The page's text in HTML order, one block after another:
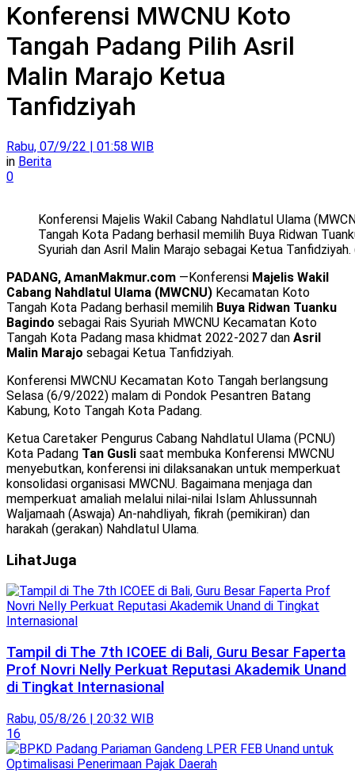
Konferensi MWCNU Koto
Tangah Padang Pilih Asril
Malin Marajo Ketua
Tanfidziyah
Rabu, 07/9/22 | 01:58 WIB
in Berita
0
Konferensi Majelis Wakil Cabang Nahdlatul Ulama
Tangah Kota Padang berhasil memilih Buya Ridwan
Syuriah dan Asril Malin Marajo sebagai Ketua
PADANG, AmanMakmur.com —Konferensi Majelis Wakil
Cabang Nahdlatul Ulama (MWCNU) Kecamatan Koto
Tangah Kota Padang berhasil memilih Buya Ridwan Tuanku
Bagindo sebagai Rais Syuriah MWCNU Kecamatan Koto
Tangah Kota Padang masa khidmat 2022-2027 dan Asril
Malin Marajo sebagai Ketua Tanfidziyah.
Konferensi MWCNU Kecamatan Koto Tangah berlangsung
Selasa (6/9/2022) malam di Pondok Pesantren Batang
Kabung, Koto Tangah Kota Padang.
Ketua Caretaker Pengurus Cabang Nahdlatul Ulama (PCNU)
Kota Padang Tan Gusli saat membuka Konferensi MWCNU
menyebutkan, konferensi ini dilaksanakan untuk memperkuat
konsolidasi organisasi MWCNU. Bagaimana menjaga dan
memperkuat amaliah melalui nilai-nilai Islam Ahlussunnah
Waljamaah (Aswaja) An-nahdliyah, fikrah (pemikiran) dan
harakah (gerakan) Nahdlatul Ulama.
LihatJuga
Tampil di The 7th ICOEE di Bali, Guru Besar Faperta
Prof Novri Nelly Perkuat Reputasi Akademik Unand
di Tingkat Internasional
Rabu, 05/8/26 | 20:32 WIB
16